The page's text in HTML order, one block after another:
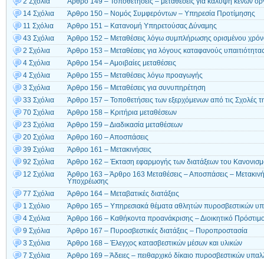
14 Σχόλια
Άρθρο 150 – Νομός Συμφερόντων – Υπηρεσία Προτίμησης
11 Σχόλια
Άρθρο 151 – Κατανομή Υπηρετούσας Δύναμης
43 Σχόλια
Άρθρο 152 – Μεταθέσεις λόγω συμπλήρωσης ορισμένου
2 Σχόλια
Άρθρο 153 – Μεταθέσεις για λόγους καταφανούς
4 Σχόλια
Άρθρο 154 – Αμοιβαίες μεταθέσεις
4 Σχόλια
Άρθρο 155 – Μεταθέσεις λόγω προαγωγής
3 Σχόλια
Άρθρο 156 – Μεταθέσεις για συνυπηρέτηση
33 Σχόλια
Άρθρο 157 – Τοποθετήσεις των εξερχόμενων από τις Σχολές
70 Σχόλια
Άρθρο 158 – Κριτήρια μεταθέσεων
23 Σχόλια
Άρθρο 159 – Διαδικασία μεταθέσεων
20 Σχόλια
Άρθρο 160 – Αποσπάσεις
39 Σχόλια
Άρθρο 161 – Μετακινήσεις
92 Σχόλια
Άρθρο 162 – Έκταση εφαρμογής των διατάξεων του
12 Σχόλια
Άρθρο 163 – Άρθρο 163 Μεταθέσεις – Αποσπάσεις –
Υποχρέωσης
77 Σχόλια
Άρθρο 164 – Μεταβατικές διατάξεις
1 Σχόλιο
Άρθρο 165 – Υπηρεσιακά θέματα αθλητών πυροσβεστικών
4 Σχόλια
Άρθρο 166 – Καθήκοντα προανάκρισης – Διοικητικό
9 Σχόλια
Άρθρο 167 – Πυροσβεστικές διατάξεις – Πυροπροστασία
3 Σχόλια
Άρθρο 168 – Έλεγχος κατασβεστικών μέσων και υλικών
7 Σχόλια
Άρθρο 169 – Άδειες – πειθαρχικό δίκαιο πυροσβεστικών